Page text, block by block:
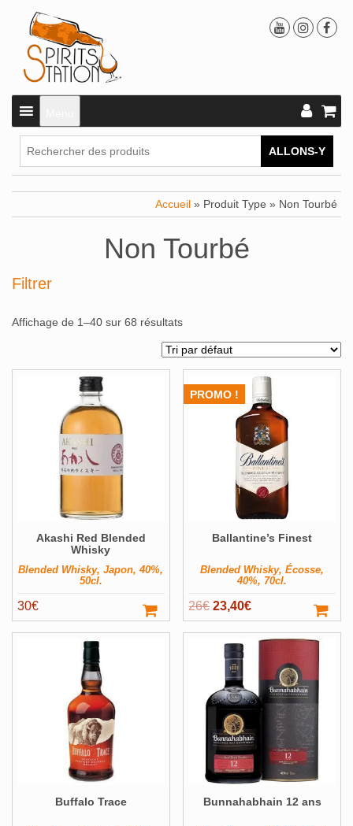
ALLONS-Y
Accueil » Produit Type » Non Tourbé
Non Tourbé
Filtrer
Bouteilles originales
Calendrier de l'avent
Coffrets Cadeau
Magnums et +
Producteur Voir ▼
Volume Voir ▼
Affichage de 1–40 sur 68 résultats
Akashi Red Blended
Whisky
Blended Whisky, Japon, 40%,
50cl.
30€
PROMO !
Ballantine’s Finest
Blended Whisky, Écosse,
40%, 70cl.
26€ Le
prix
initial
était :
26€.
23,40€Le
prix
actuel
23,40€.
Buffalo Trace Bunnahabhain 12 ans